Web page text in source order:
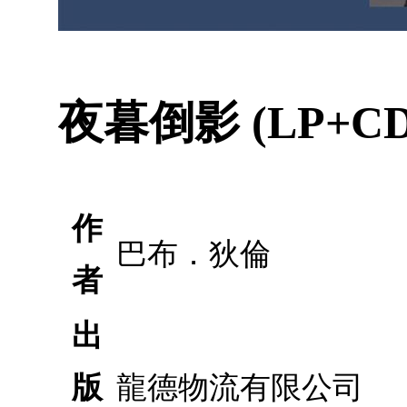
夜暮倒影
作
者
巴布．狄倫
出
版 龍德物流有限公司